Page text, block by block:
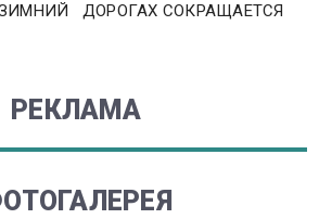
ДОРОГАХ СОКРАЩАЕТСЯ
РЕКЛАМА